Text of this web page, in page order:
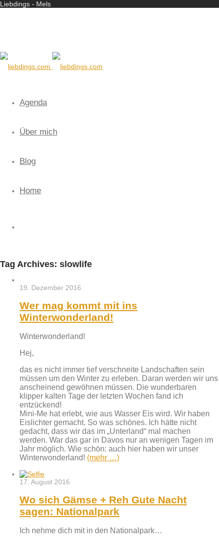
Liebdings - Mels
Agenda
Über mich
Blog
Home
Tag Archives: slowlife
19. Dezember 2016
Wer mag kommt mit ins
Winterwonderland!
Winterwonderland!
Hej,
das es nicht immer tief verschneite Landschaften sein
müssen um den Winter zu erleben. Daran werden wir uns
anscheinend gewöhnen müssen. Die wunderbaren
klipper kalten Tage der letzten Wochen fand ich
entzückend!
Mini-Me hat erlebt, wie aus Wasser Eis wird. Wir haben
Eislichter gemacht. So was schönes. Ich hätte nicht
gedacht, dass wir das im „Unterland“ mal machen
werden. War das gar in Davos nur an wenigen Tagen im
Jahr möglich. Wie schön: auch hier haben wir unser
Winterwonderland! (mehr …)
17. August 2016
Wo sich Gämse + Reh Gute Nacht
sagen: Nationalpark
Ich nehme dich mit in den Nationalpark…